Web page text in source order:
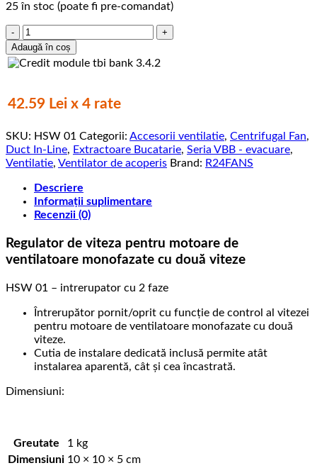
25 în stoc (poate fi pre-comandat)
Cantitate
HSW
01,
viteze,
10A,
230v
Adaugă în coș
42.59 Lei x 4 rate
SKU: HSW 01 Categorii: Accesorii ventilatie, Centrifugal Fan,
Duct In-Line, Extractoare Bucatarie, Seria VBB - evacuare,
Ventilatie, Ventilator de acoperis Brand: R24FANS
Descriere
Informații suplimentare
Recenzii (0)
Regulator de viteza pentru motoare de
ventilatoare monofazate cu două viteze
HSW 01 – intrerupator cu 2 faze
Întrerupător pornit/oprit cu funcție de control al vitezei
pentru motoare de ventilatoare monofazate cu două
viteze.
Cutia de instalare dedicată inclusă permite atât
instalarea aparentă, cât și cea încastrată.
Dimensiuni:
Greutate
1 kg
Dimensiuni 10 × 10 × 5 cm